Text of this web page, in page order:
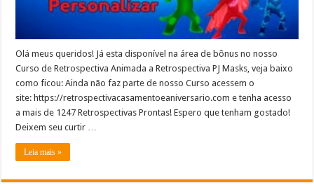
Olá meus queridos! Já esta disponível na área de bônus no nosso
Curso de Retrospectiva Animada a Retrospectiva PJ Masks, veja baixo
como ficou: Ainda não faz parte de nosso Curso acessem o
site: https://retrospectivacasamentoeaniversario.com e tenha acesso
a mais de 1247 Retrospectivas Prontas! Espero que tenham gostado!
Deixem seu curtir …
Leia mais »